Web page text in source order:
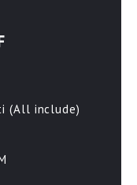
(All include)